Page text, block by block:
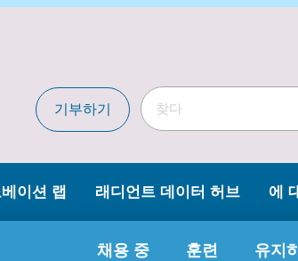
기부하기
이션 랩 래디언트 데이터 허브 에
채용 중 훈련 유지